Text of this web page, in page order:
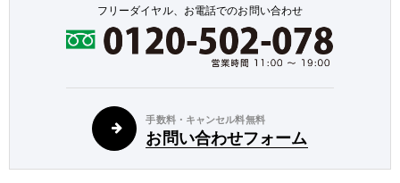
フリーダイヤル、お電話でのお問い合わせ
手数料・キャンセル料無料
お問い合わせフォーム